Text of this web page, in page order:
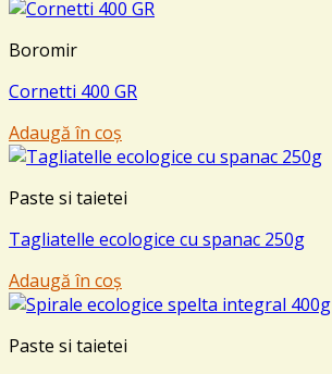
Boromir
Cornetti 400 GR
Adaugă în coș
Paste si taietei
Tagliatelle ecologice cu spanac 250g
Adaugă în coș
Paste si taietei